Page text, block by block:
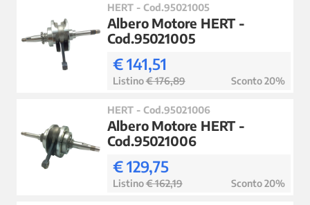
HERT - Cod.95021005
Albero Motore HERT -
Cod.95021005
€ 141,51
Listino€ 176,89 Sconto 20%
HERT - Cod.95021006
Albero Motore HERT -
Cod.95021006
€ 129,75
Listino€ 162,19 Sconto 20%